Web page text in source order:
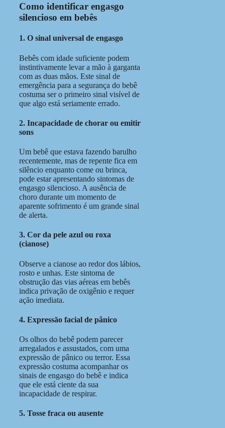
Como identificar engasgo
silencioso em bebês
1. O sinal universal de engasgo
Bebês com idade suficiente podem
instintivamente levar a mão à garganta
com as duas mãos. Este sinal de
emergência para a segurança do bebê
costuma ser o primeiro sinal visível de
que algo está seriamente errado.
2. Incapacidade de chorar ou emitir
sons
Um bebê que estava fazendo barulho
recentemente, mas de repente fica em
silêncio enquanto come ou brinca,
pode estar apresentando sintomas de
engasgo silencioso. A ausência de
choro durante um momento de
aparente sofrimento é um grande sinal
de alerta.
3. Cor da pele azul ou roxa
(cianose)
Observe a cianose ao redor dos lábios,
rosto e unhas. Este sintoma de
obstrução das vias aéreas em bebês
indica privação de oxigênio e requer
ação imediata.
4. Expressão facial de pânico
Os olhos do bebê podem parecer
arregalados e assustados, com uma
expressão de pânico ou terror. Essa
expressão costuma acompanhar os
sinais de engasgo do bebê e indica
que ele está ciente da sua
incapacidade de respirar.
5. Tosse fraca ou ausente